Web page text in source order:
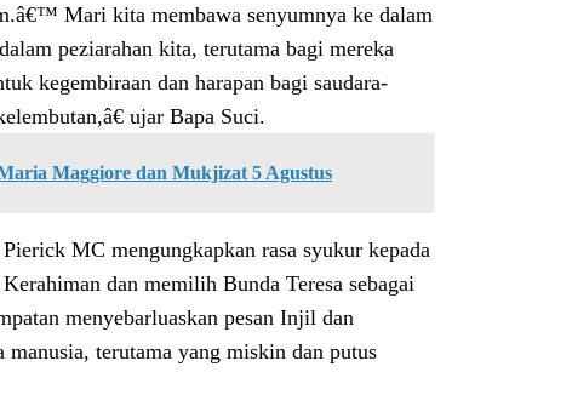
Mari kita membawa senyumnya ke dalam
peziarahan kita, terutama bagi mereka
kegembiraan dan harapan bagi saudara-
ujar Bapa Suci.
Maggiore dan Mukjizat 5 Agustus
MC mengungkapkan rasa syukur kepada
dan memilih Bunda Teresa sebagai
menyebarluaskan pesan Injil dan
terutama yang miskin dan putus